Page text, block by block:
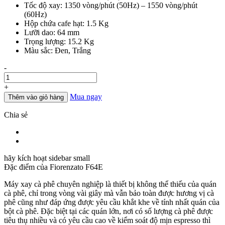
25.000.000đ.là:
Tốc độ xay: 1350 vòng/phút (50Hz) – 1550 vòng/phút
(60Hz)
Hộp chứa cafe hạt: 1.5 Kg
Lưỡi dao: 64 mm
Trọng lượng: 15.2 Kg
Màu sắc: Đen, Trắng
Số
lượng
-
+
Thêm vào giỏ hàng Mua ngay
Chia sẻ
hãy kích hoạt sidebar small
Đặc điểm của Fiorenzato F64E
Máy xay cà phê chuyên nghiệp là thiết bị không thể thiếu của quán
cà phê, chỉ trong vòng vài giây mà vẫn bảo toàn được hương vị cà
phê cũng như đáp ứng được yêu cầu khắt khe về tính nhất quán của
bột cà phê. Đặc biệt tại các quán lớn, nơi có số lượng cà phê được
tiêu thụ nhiều và có yêu cầu cao về kiểm soát độ mịn espresso thì